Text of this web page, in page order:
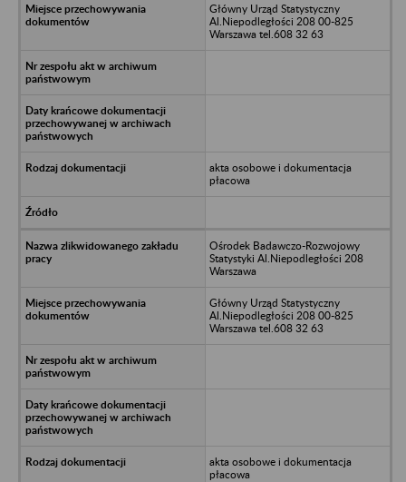
Główny Urząd Statystyczny
Al.Niepodległości 208 00-825
Warszawa tel.608 32 63
akta osobowe i dokumentacja
płacowa
Ośrodek Badawczo-Rozwojowy
Statystyki Al.Niepodległości 208
Warszawa
Główny Urząd Statystyczny
Al.Niepodległości 208 00-825
Warszawa tel.608 32 63
akta osobowe i dokumentacja
płacowa